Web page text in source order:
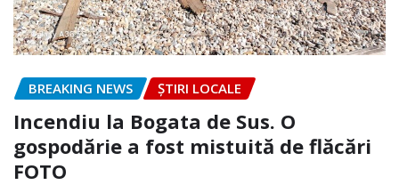
BREAKING NEWS ȘTIRI LOCALE
Incendiu la Bogata de Sus. O
gospodărie a fost mistuită de flăcări
FOTO